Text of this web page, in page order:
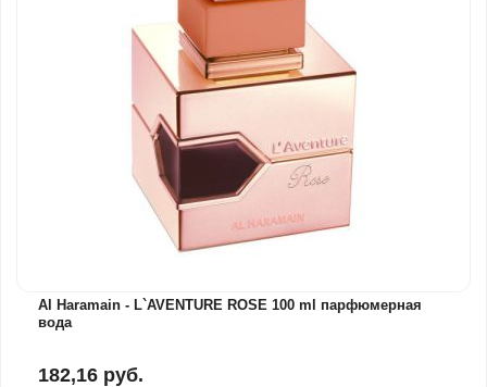
Al Haramain - L`AVENTURE ROSE 100 ml парфюмерная
вода
182,16 руб.